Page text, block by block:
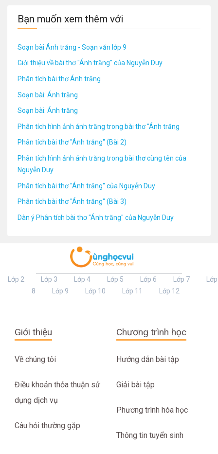
Bạn muốn xem thêm với
Soạn bài Ánh trăng - Soạn văn lớp 9
Giới thiệu về bài thơ "Ánh trăng" của Nguyễn Duy
Phân tích bài thơ Ánh trăng
Soạn bài: Ánh trăng
Soạn bài: Ánh trăng
Phân tích hình ảnh ánh trăng trong bài thơ "Ánh trăng
Phân tích bài thơ "Ánh trăng" (Bài 2)
Phân tích hình ảnh ánh trăng trong bài thơ cùng tên của
Nguyễn Duy
Phân tích bài thơ "Ánh trăng" của Nguyễn Duy
Phân tích bài thơ "Ánh trăng" (Bài 3)
Dàn ý Phân tích bài thơ "Ánh trăng" của Nguyễn Duy
Lớp 2 Lớp 3 Lớp 4 Lớp 5 Lớp 6 Lớp 7
Lớp
8
Lớp 9 Lớp 10 Lớp 11 Lớp 12
Giới thiệu
Về chúng tôi
Điều khoản thỏa thuận sử
dụng dịch vụ
Câu hỏi thường gặp
Chương trình học
Hướng dẫn bài tập
Giải bài tập
Phương trình hóa học
Thông tin tuyển sinh